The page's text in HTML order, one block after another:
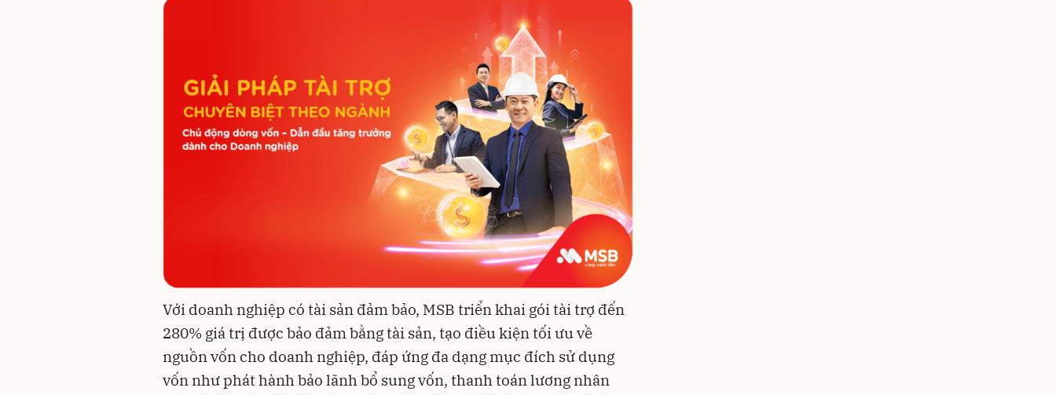
Với doanh nghiệp có tài sản đảm bảo, MSB triển khai gói tài trợ đến
280% giá trị được bảo đảm bằng tài sản, tạo điều kiện tối ưu về
nguồn vốn cho doanh nghiệp, đáp ứng đa dạng mục đích sử dụng
vốn như phát hành bảo lãnh bổ sung vốn, thanh toán lương nhân